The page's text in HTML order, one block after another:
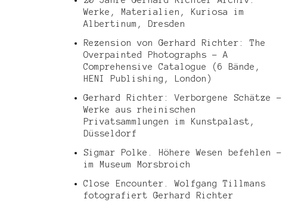
Werke, Materialien, Kuriosa im
Albertinum, Dresden
Rezension von Gerhard Richter: The
Overpainted Photographs – A
Comprehensive Catalogue (6 Bände,
HENI Publishing, London)
Gerhard Richter: Verborgene Schätze –
Werke aus rheinischen
Privatsammlungen im Kunstpalast,
Düsseldorf
Sigmar Polke. Höhere Wesen befehlen –
im Museum Morsbroich
Close Encounter. Wolfgang Tillmans
fotografiert Gerhard Richter